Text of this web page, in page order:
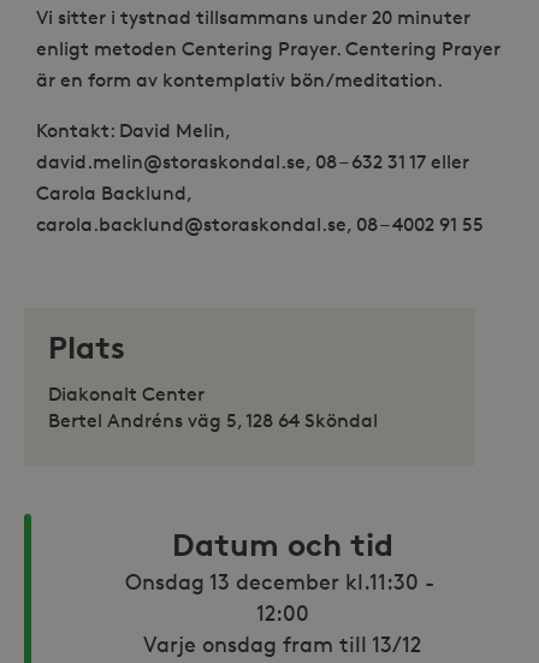
Vi sitter i tystnad tillsammans under 20 minuter
enligt metoden Centering Prayer. Centering Prayer
är en form av kontemplativ bön/meditation.
Kontakt: David Melin,
david.melin@storaskondal.se, 08 – 632 31 17 eller
Carola Backlund,
carola.backlund@storaskondal.se, 08 – 4002 91 55
Plats
Diakonalt Center
Bertel Andréns väg 5, 128 64 Sköndal
Datum och tid
Onsdag 13 december kl.11:30 -
12:00
Varje onsdag fram till 13/12